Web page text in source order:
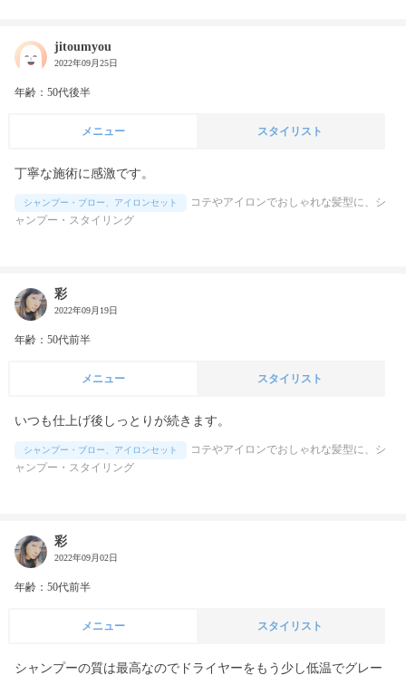
jitoumyou
2022年09月25日
年齢：50代後半
メニュー スタイリスト
丁寧な施術に感激です。
シャンプー・ブロー、アイロンセット
コテやアイロンでおしゃれな髪型に、シ
ャンプー・スタイリング
彩
2022年09月19日
年齢：50代前半
メニュー スタイリスト
いつも仕上げ後しっとりが続きます。
シャンプー・ブロー、アイロンセット
コテやアイロンでおしゃれな髪型に、シ
ャンプー・スタイリング
彩
2022年09月02日
年齢：50代前半
メニュー スタイリスト
シャンプーの質は最高なのでドライヤーをもう少し低温でグレー